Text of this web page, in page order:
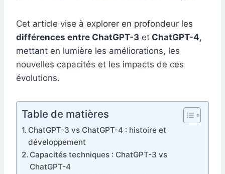
Cet article vise à explorer en profondeur les
différences entre ChatGPT-3 et ChatGPT-4,
mettant en lumière les améliorations, les
nouvelles capacités et les impacts de ces
évolutions.
Table de matières
ChatGPT-3 vs ChatGPT-4 : histoire et
développement
Capacités techniques : ChatGPT-3 vs
ChatGPT-4